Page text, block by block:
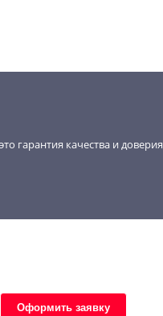
гарантия качества и доверия
Оформить заявку